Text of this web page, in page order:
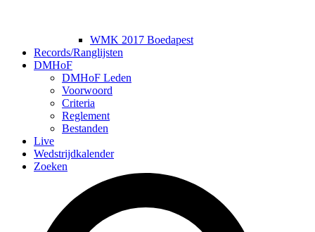
WMK 2017 Boedapest
Records/Ranglijsten
DMHoF
DMHoF Leden
Voorwoord
Criteria
Reglement
Bestanden
Live
Wedstrijdkalender
Zoeken